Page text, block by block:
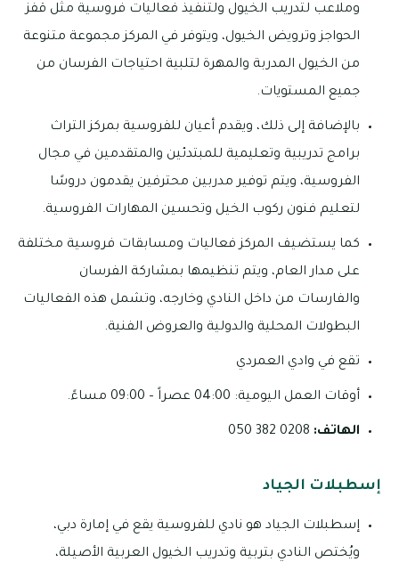
وملاعب لتدريب الخيول ولتنفيذ فعاليات فروسية مثل قفز
الحواجز وترويض الخيول، ويتوفر في المركز مجموعة متنوعة
من الخيول المدربة والمهرة لتلبية احتياجات الفرسان من
جميع المستويات.
بالإضافة إلى ذلك، ويقدم أعيان للفروسية بمركز التراث
برامج تدريبية وتعليمية للمبتدئين والمتقدمين في مجال
الفروسية، ويتم توفير مدربين محترفين يقدمون دروسًا
لتعليم فنون ركوب الخيل وتحسين المهارات الفروسية.
كما يستضيف المركز فعاليات ومسابقات فروسية مختلفة
على مدار العام، ويتم تنظيمها بمشاركة الفرسان
والفارسات من داخل النادي وخارجه، وتشمل هذه الفعاليات
البطولات المحلية والدولية والعروض الفنية.
تقع في وادي العمردي
أوقات العمل اليومية: 04:00 عصراً – 09:00 مساءً.
الهاتف:
إسطبلات الجياد
إسطبلات الجياد هو نادي للفروسية يقع في إمارة دبي،
ويُختص النادي بتربية وتدريب الخيول العربية الأصيلة،